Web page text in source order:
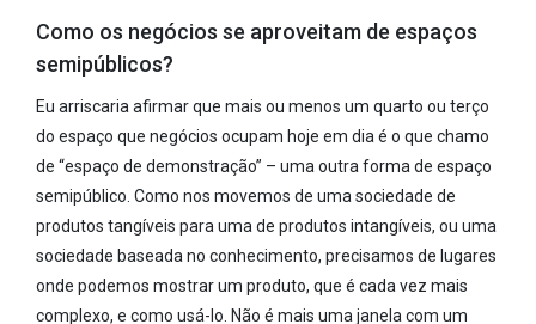
Como os negócios se aproveitam de espaços
semipúblicos?
Eu arriscaria afirmar que mais ou menos um quarto ou terço
do espaço que negócios ocupam hoje em dia é o que chamo
de “espaço de demonstração” – uma outra forma de espaço
semipúblico. Como nos movemos de uma sociedade de
produtos tangíveis para uma de produtos intangíveis, ou uma
sociedade baseada no conhecimento, precisamos de lugares
onde podemos mostrar um produto, que é cada vez mais
complexo, e como usá-lo. Não é mais uma janela com um